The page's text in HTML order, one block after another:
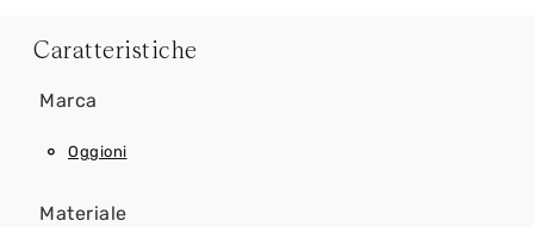
Caratteristiche
Marca
Oggioni
Materiale